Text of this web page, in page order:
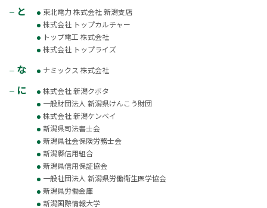
と
東北電力 株式会社 新潟支店
株式会社 トップカルチャー
トップ電工 株式会社
株式会社 トップライズ
な ナミックス 株式会社
に
株式会社 新潟クボタ
一般財団法人 新潟県けんこう財団
株式会社 新潟ケンベイ
新潟県司法書士会
新潟県社会保険労務士会
新潟縣信用組合
新潟県信用保証協会
一般社団法人 新潟県労働衛生医学協会
新潟県労働金庫
新潟国際情報大学